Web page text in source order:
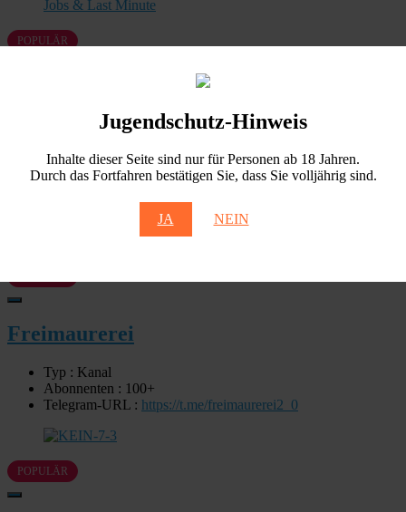
Jugendschutz-Hinweis
Inhalte dieser Seite sind nur für Personen ab 18 Jahren.
Durch das Fortfahren bestätigen Sie, dass Sie volljährig sind.
JA NEIN
POPULÄR
(TS 350+) Jobs & Last Minute
Typ : Gruppe
Abonnenten : 3.000+
Freimaurerei
Typ : Kanal
Abonnenten : 100+
Telegram-URL : https://t.me/freimaurerei2_0
POPULÄR